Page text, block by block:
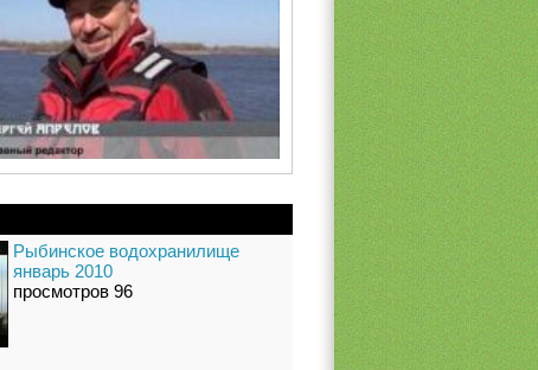
Рыбинское водохранилище
январь 2010
просмотров 96